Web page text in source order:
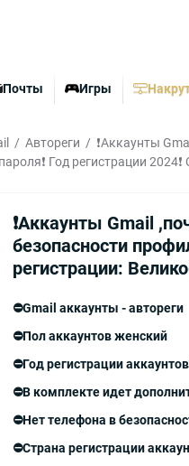
Почты Игры
Автореги
❗️Аккаунты
Год регистрации
❗️Аккаунты Gmail
безопасности
регистрации:
⛔️Gmail аккаунты - автореги
⛔️Пол аккаунтов женский
⛔️Год регистрации
⛔️В комплекте идет
⛔️Нет телефона в
⛔️Страна регистрации